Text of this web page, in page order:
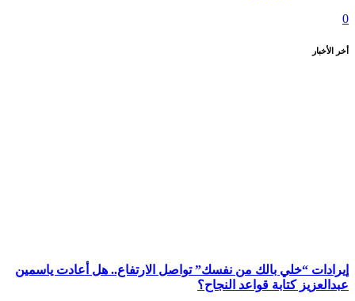
0
أخر الأخبار
إيرادات “خلي بالك من نفسك” تواصل الارتفاع.. هل أعادت ياسمين
عبدالعزيز كتابة قواعد النجاح؟